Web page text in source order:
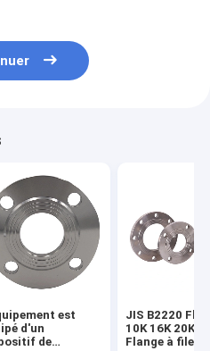
est
d'un
de
JIS B2220
10K 16K 20K
Flange à